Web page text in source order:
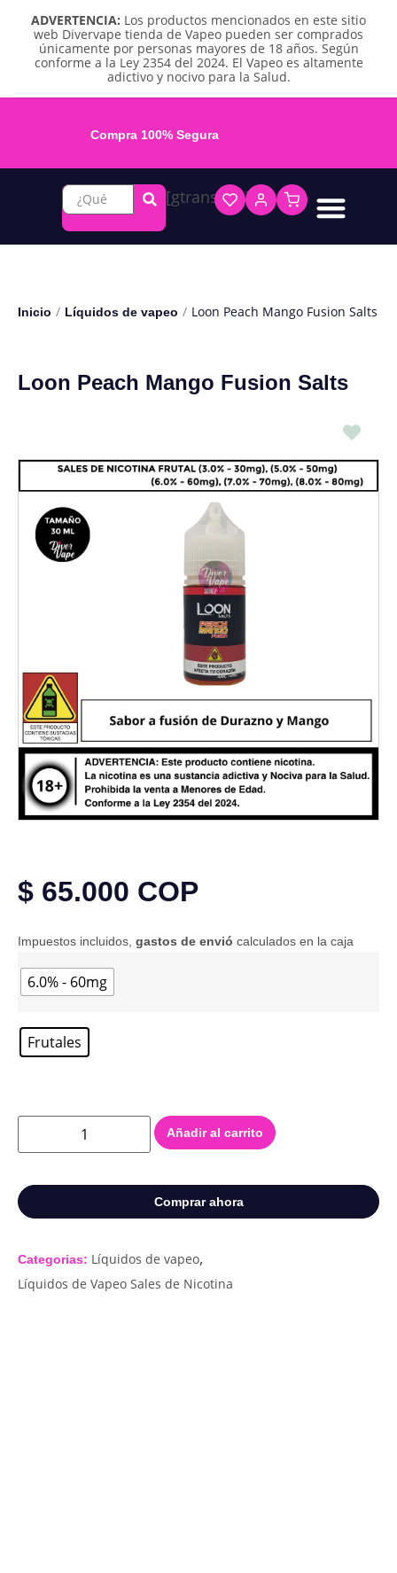
ADVERTENCIA: Los productos mencionados en este sitio
web Divervape tienda de Vapeo pueden ser comprados
únicamente por personas mayores de 18 años. Según
conforme a la Ley 2354 del 2024. El Vapeo es altamente
adictivo y nocivo para la Salud.
Compra 100% Segura
[gtranslate]
Inicio / Líquidos de vapeo / Loon Peach Mango Fusion Salts
Loon Peach Mango Fusion Salts
$ 65.000 COP
Impuestos incluidos, gastos de envió calculados en la caja
6.0% - 60mg
Frutales
Añadir al carrito
Comprar ahora
Categorias: Líquidos de vapeo,
Líquidos de Vapeo Sales de Nicotina